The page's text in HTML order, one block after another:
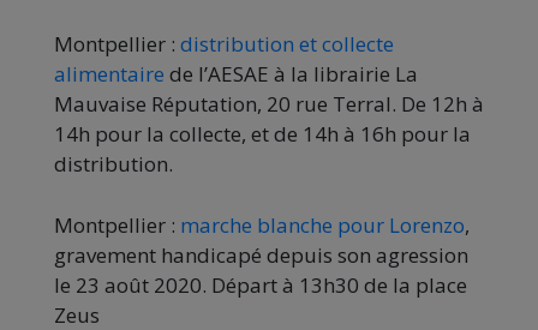
Montpellier : distribution et collecte
alimentaire de l’AESAE à la librairie La
Mauvaise Réputation, 20 rue Terral. De 12h à
14h pour la collecte, et de 14h à 16h pour la
distribution.
Montpellier : marche blanche pour Lorenzo,
gravement handicapé depuis son agression
le 23 août 2020. Départ à 13h30 de la place
Zeus